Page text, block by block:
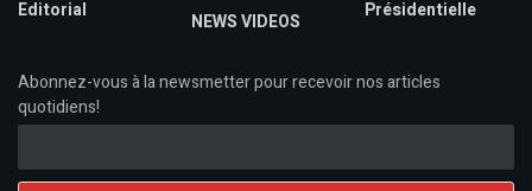
Editorial
NEWS VIDEOS
Présidentielle
Abonnez-vous à la newsmetter pour recevoir nos articles
quotidiens!